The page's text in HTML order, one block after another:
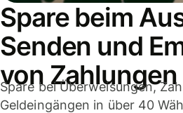
Spare beim
Senden und
von Zahlungen
Spare bei Überweisungen,
Geldeingängen in über 40